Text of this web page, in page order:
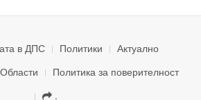
в ДПС Политики
Актуално
Области
Политика за поверителност
.